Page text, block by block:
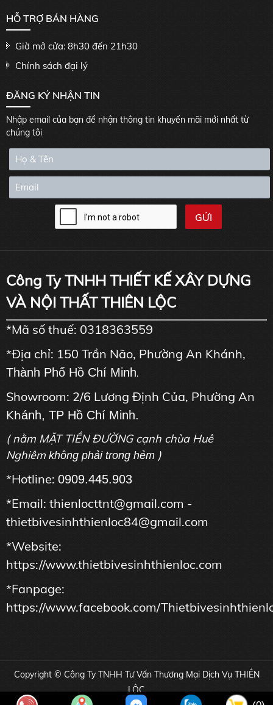
HỖ TRỢ BÁN HÀNG
Giờ mở cửa: 8h30 đến 21h30
Chính sách đại lý
ĐĂNG KÝ NHẬN TIN
Nhập email của bạn để nhận thông tin khuyến mãi mới nhất từ
chúng tôi
Công Ty TNHH THIẾT KẾ XÂY DỰNG
VÀ NỘI THẤT THIÊN LỘC
*Mã số thuế: 0318363559
*Địa chỉ: 150 Trần Não, Phường An Khánh,
Thành Phố Hồ Chí Minh.
Showroom: 2/6 Lương Định Của, Phường An
Khánh, TP Hồ Chí Minh.
( nằm MẶT TIỀN ĐƯỜNG cạnh chùa Huê
Nghiêm không phải trong hẻm )
*Hotline: 0909.445.903
*Email: thienlocttnt@gmail.com -
thietbivesinhthienloc84@gmail.com
*Website:
https://www.thietbivesinhthienloc.com
*Fanpage:
https://www.facebook.com/
Copyright © Công Ty TNHH Tư Vấn Thương Mại Dịch Vụ THIÊN
LỘC